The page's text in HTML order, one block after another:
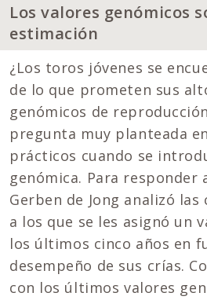
Los valores genómicos
estimación
¿Los toros jóvenes se
de lo que prometen sus
genómicos de
pregunta muy planteada
prácticos cuando se
genómica. Para responder
Gerben de Jong analizó
a los que se les asignó un
los últimos cinco años en
desempeño de sus crías.
con los últimos valores